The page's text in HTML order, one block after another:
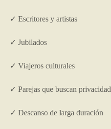
✓ Escritores y artistas
✓ Jubilados
✓ Viajeros culturales
✓ Parejas que buscan privacidad
✓ Descanso de larga duración